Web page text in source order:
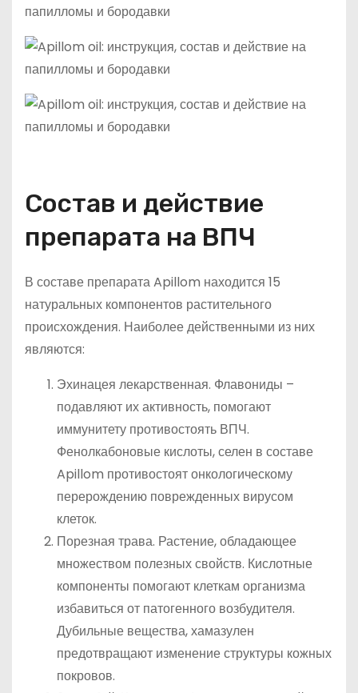
Состав и действие
препарата на ВПЧ
В составе препарата Apillom находится 15
натуральных компонентов растительного
происхождения. Наиболее действенными из них
являются:
Эхинацея лекарственная. Флавониды –
подавляют их активность, помогают
иммунитету противостоять ВПЧ.
Фенолкабоновые кислоты, селен в составе
Apillom противостоят онкологическому
перерождению поврежденных вирусом
клеток.
Порезная трава. Растение, обладающее
множеством полезных свойств. Кислотные
компоненты помогают клеткам организма
избавиться от патогенного возбудителя.
Дубильные вещества, хамазулен
предотвращают изменение структуры кожных
покровов.